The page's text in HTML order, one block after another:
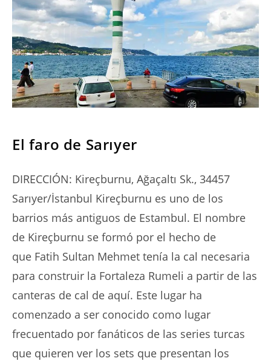
El faro de Sarıyer
DIRECCIÓN: Kireçburnu, Ağaçaltı Sk., 34457
Sarıyer/İstanbul Kireçburnu es uno de los
barrios más antiguos de Estambul. El nombre
de Kireçburnu se formó por el hecho de
que Fatih Sultan Mehmet tenía la cal necesaria
para construir la Fortaleza Rumeli a partir de las
canteras de cal de aquí. Este lugar ha
comenzado a ser conocido como lugar
frecuentado por fanáticos de las series turcas
que quieren ver los sets que presentan los